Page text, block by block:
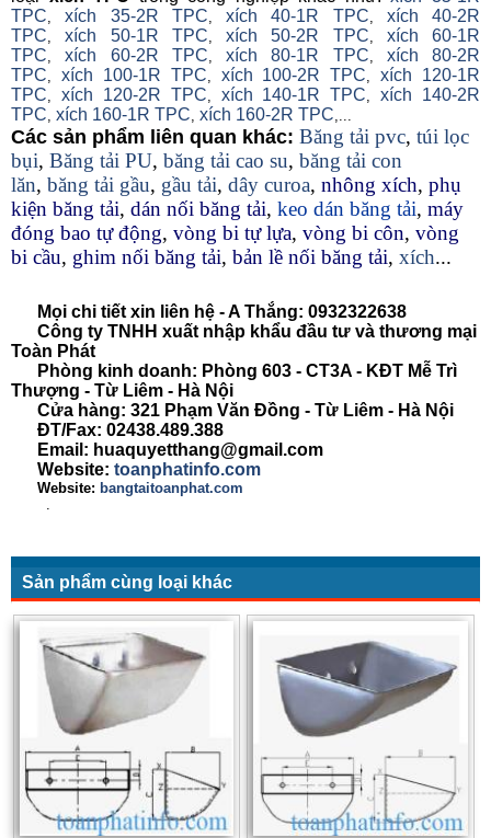
TPC,xích 35-2R TPC, xích 40-1R TPC, xích 40-2R
TPC,xích 50-1R TPC, xích 50-2R TPC, xích 60-1R
TPC,xích 60-2R TPC, xích 80-1R TPC, xích 80-2R
TPC, xích 100-1R TPC, xích 100-2R TPC,
xích 120-1R
TPC, xích 120-2R TPC, xích 140-1R TPC,
xích 140-2R
TPC, xích 160-1R TPC, xích 160-2R TPC,...
Các sản phẩm liên quan khác: Băng tải pvc, túi lọc
bụi, Băng tải PU, băng tải cao su, băng tải con
lăn, băng tải gầu, gầu tải, dây curoa, nhông xích, phụ
kiện băng tải, dán nối băng tải, keo dán băng tải, máy
đóng bao tự động, vòng bi tự lựa, vòng bi côn, vòng
bi cầu, ghim nối băng tải, bản lề nối băng tải, xích...
Mọi chi tiết xin liên hệ - A Thắng: 0932322638
Công ty TNHH xuất nhập khẩu đầu tư và thương mại
Toàn Phát
Phòng kinh doanh: Phòng 603 - CT3A - KĐT Mễ Trì
Thượng - Từ Liêm - Hà Nội
Cửa hàng: 321 Phạm Văn Đồng - Từ Liêm - Hà Nội
ĐT/Fax: 02438.489.388
Email: huaquyetthang@gmail.com
Website: toanphatinfo.com
Website: bangtaitoanphat.com
.
Sản phẩm cùng loại khác